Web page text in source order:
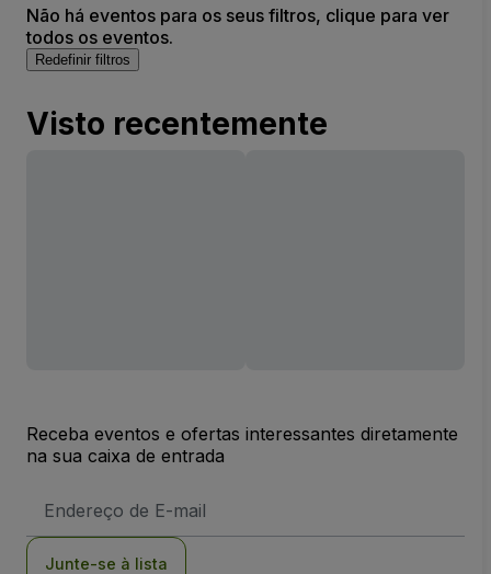
Não há eventos para os seus filtros, clique para ver
todos os eventos.
Redefinir filtros
Visto recentemente
Receba eventos e ofertas interessantes diretamente
na sua caixa de entrada
de
Junte-se à lista